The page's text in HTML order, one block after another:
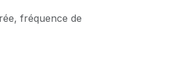
fréquence de